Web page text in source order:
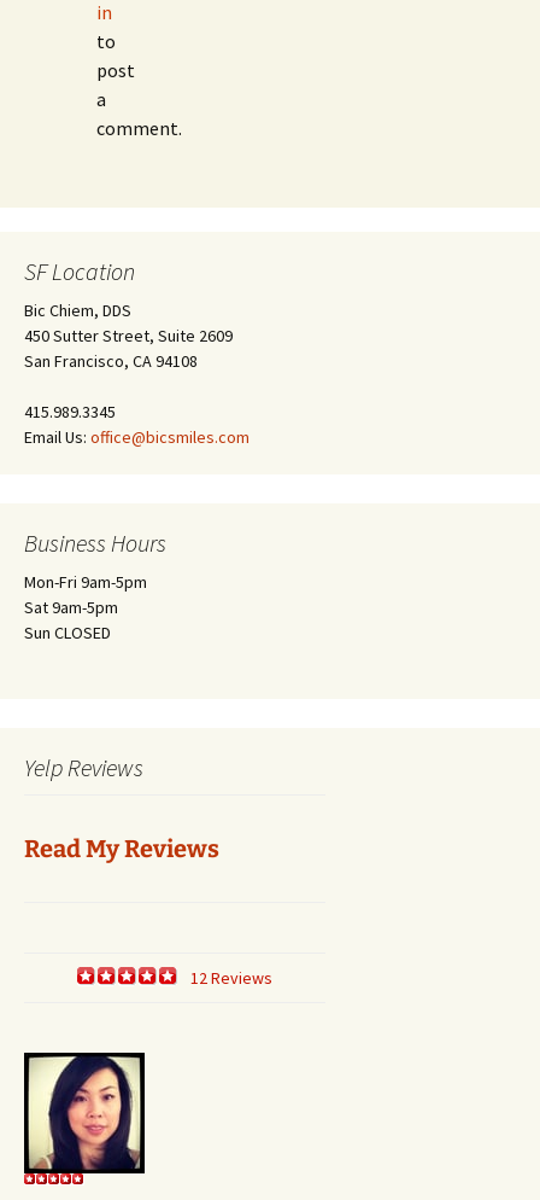
in
to
post
a
comment.
SF Location
Bic Chiem, DDS
450 Sutter Street, Suite 2609
San Francisco, CA 94108
415.989.3345
Email Us: office@bicsmiles.com
Business Hours
Mon-Fri 9am-5pm
Sat 9am-5pm
Sun CLOSED
Yelp Reviews
Read My Reviews
12 Reviews